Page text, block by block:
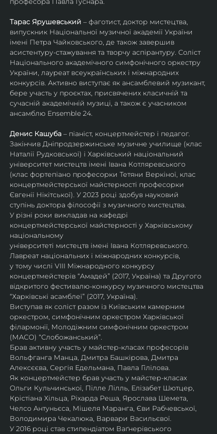
Тарас Ярушевський – фаготист, доктор мистецтва,
випускник Національної музичної академії України
імені Петра Чайковського, де також завершив
асистентуру-стажування та творчу аспірантуру. Соліст
Національного академічного симфонічного оркестру
України, лауреат всеукраїнських і міжнародних
конкурсів. Активно виступає як ансамблевий музикант,
бере участь у проєктах, присвячених класичній та
сучасній академічній музиці, а також є учасником
ансамблю Ensemble 24.
Денис Кашуба – піаніст, концертмейстер і педагог.
Закінчив Дніпродзержинське музичне училище (клас
Наталії Рудковської) і Харківський національний
університет мистецтв імені Івана Котляревського
(клас фортепіано професорки Тетяни Веркіної, клас
концертмейстерської майстерності професорки
Євгенії Нікітської). У 2023 році здобув науковий
ступінь доктора філософії з музичного мистецтва.
У різні роки викладав на кафедрі
концертмейстерської майстерності у Харківському
національному
університеті мистецтв імені Івана Котляревського.
Лавреат національних і міжнародних конкурсів,
у тому числі VIII Міжнародного конкурсу
концертмейстерів “Амадей” (2017, Україна) та Другого
відкритого фестивалю-конкурсу музичного мистецтва
“Харківські асамблеї” (2017, Україна).
Виступав як соліст разом із Київським камерним
оркестром, симфонічним оркестром Харківської
філармонії, Молодіжним симфонічним оркестром
(МАСО) “Слобожанський”.
Брав активну участь у майстер-класах професорів
Вольфганга Манца, Дмитра Башкірова, Дмитра
Алексєєва, Сергія Едельмана, Павла Гілілова.
Як концертмейстер брав участь у майстер-класах
Ольги Кульчинської, Пілле Лілль, Елізабет Шютцер,
Крістіана Хільца, Ріхарда Реша, Ярослава Шемета,
Челсо Антуньєса, Мішеля Маранга, Єви Рабчевської,
Володимира Чекалюка, Варвари Васильєвої.
У 2016 році став стипендіатом Ваґнерівського